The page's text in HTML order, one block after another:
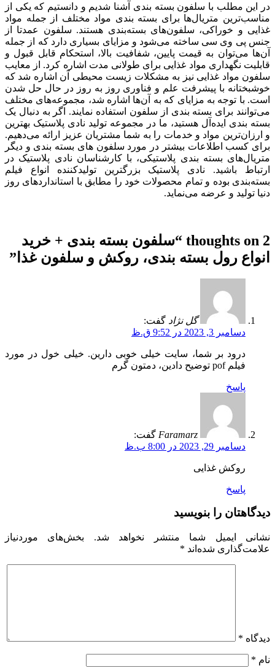
در این مطلب با سلفون بسته بندی آشنا شدیم و دانستیم که یکی از
مناسب‌ترین متریال‌ها برای بسته بندی مواد مختلف از جمله مواد
غذایی و خوراکی، سلفون‌های بسته‌بندی هستند. سلفون عمدتا از
جنس پی وی سی ساخته می‌شود و مزایای بسیاری دارد که از جمله
آن‌ها می‌توان به قیمت پایین، شفافیت بالا، استحکام قابل قبول و
قابلیت نگهداری مواد غذایی برای طولانی مدت اشاره کرد. از معایب
سلفون مواد غذایی نیز به مشکلات زیست محیطی آن اشاره شد که
خوشبختانه با پیشرفت علم و فناوری روز به روز در حال حل شدن
است. با توجه به مزایای که به آن‌ها اشاره شد، مجموعه‌های مختلف
می‌توانند برای بسته بندی از سلفون استفاده نمایند. اگر به دنبال یک
بسته بندی ایده‌آل هستید، ما در مجموعه تولید نادی پلاستیک بهترین
و ارزان‌ترین مواد و خدمات را به شما مشتریان عزیز ارائه می‌دهیم.
برای کسب اطلاعات بیشتر در مورد سلفون های بسته بندی و دیگر
متریال‌های بسته بندی پلاستیکی، با کارشناسان نادی پلاستیک در
ارتباط باشید. نادی پلاستیک بزرگترین تولیدکننده انواع فیلم
بسته‌بندی بوده و تمام محصولات خود را مطابق با استانداردهای روز
دنیا تولید و عرضه می‌نماید.
2 thoughts on “
سلفون بسته بندی + خرید
انواع رول بسته بندی، روکش و سلفون غذا ”
گل نژاد گفت:
دسامبر 3, 2023 در 9:52 ق.ظ
درود بر شما، سایت خیلی خوبی دارین. خیلی خول در مورد
فیلم pof توضیح دادین، دمتون گرم
پاسخ
Faramarz گفت:
دسامبر 29, 2023 در 8:00 ب.ظ
روکش غذایی
پاسخ
دیدگاهتان را بنویسید
نشانی ایمیل شما منتشر نخواهد شد.
بخش‌های موردنیاز
علامت‌گذاری شده‌اند *
دیدگاه *
نام *